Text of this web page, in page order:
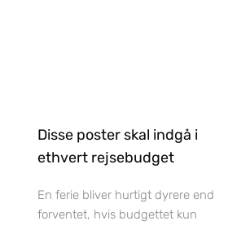
Disse poster skal indgå i
ethvert rejsebudget
En ferie bliver hurtigt dyrere end
forventet, hvis budgettet kun